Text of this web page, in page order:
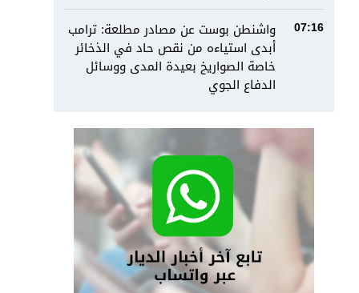
07:16
واشنطن بوست عن مصادر مطلعة: ترامب
أبدى استياءه من نقص حاد في الذخائر
خاصة الصواريخ بعيدة المدى ووسائل
الدفاع الجوي